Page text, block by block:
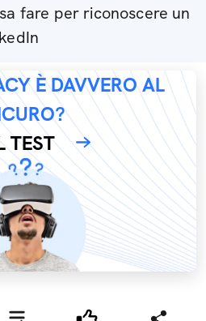
fare per riconoscere un
È DAVVERO AL
TEST